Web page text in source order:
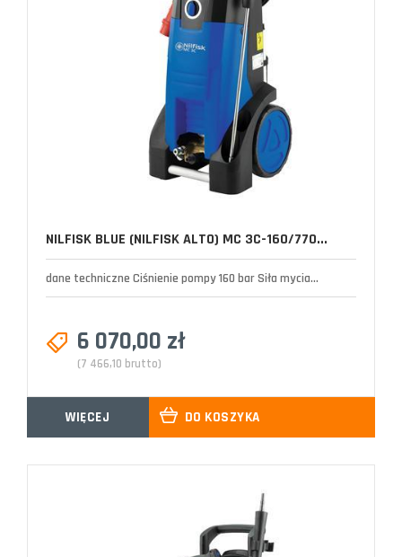
NILFISK BLUE (NILFISK ALTO) MC 3C-160/770...
dane techniczne Ciśnienie pompy 160 bar Siła mycia...
6 070,00 zł
(7 466,10 brutto)
WIĘCEJ DO KOSZYKA